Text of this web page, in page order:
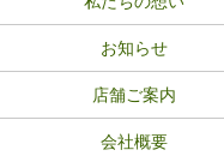
お知らせ
店舗ご案内
会社概要